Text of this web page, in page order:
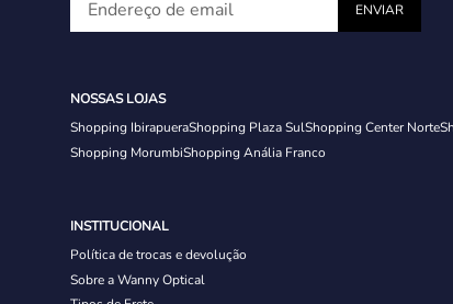
NOSSAS LOJAS
Shopping IbirapueraShopping Plaza SulShopping Center Norte
Shopping MorumbiShopping Anália Franco
INSTITUCIONAL
Política de trocas e devolução
Sobre a Wanny Optical